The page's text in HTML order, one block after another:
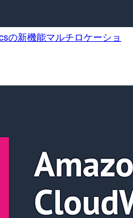
の新機能マルチロケーショ